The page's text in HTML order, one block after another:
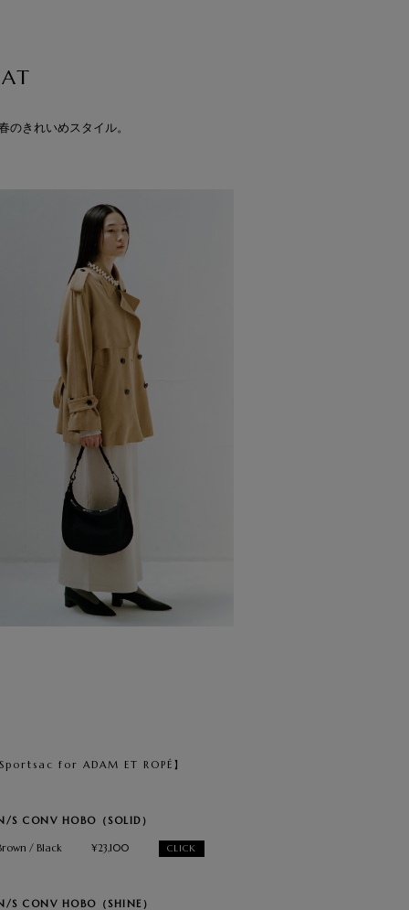
きれいめスタイル。
for ADAM ET ROPÉ】
S CONV HOBO（SOLID）
/ Black ¥23,100 CLICK
S CONV HOBO（SHINE）